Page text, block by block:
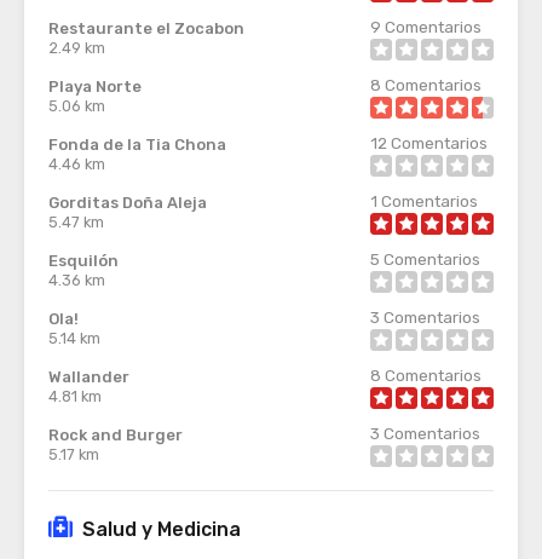
Restaurante el Zocabon
2.49 km
9 Comentarios
Playa Norte
5.06 km
8 Comentarios
Fonda de la Tia Chona
4.46 km
12 Comentarios
Gorditas Doña Aleja
5.47 km
1 Comentarios
Esquilón
4.36 km
5 Comentarios
Ola!
5.14 km
3 Comentarios
Wallander
4.81 km
8 Comentarios
Rock and Burger
5.17 km
3 Comentarios
Salud y Medicina